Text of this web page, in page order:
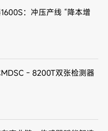
1600S：冲压产线 “降本增
- 8200T双张检测器